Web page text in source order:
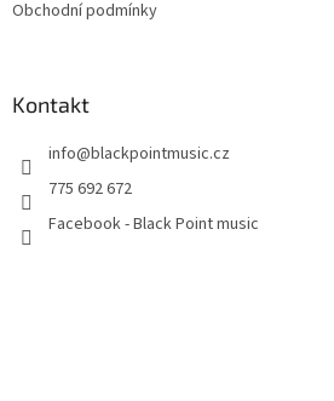
Obchodní podmínky
Kontakt
info@blackpointmusic.cz
775 692 672
Facebook - Black Point music